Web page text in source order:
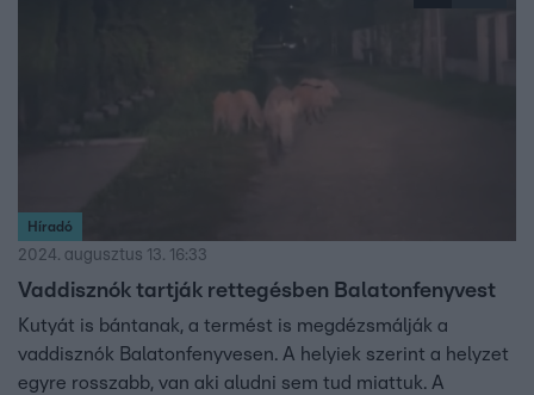
Híradó
2024. augusztus 13. 16:33
Vaddisznók tartják rettegésben Balatonfenyvest
Kutyát is bántanak, a termést is megdézsmálják a
vaddisznók Balatonfenyvesen. A helyiek szerint a helyzet
egyre rosszabb, van aki aludni sem tud miattuk. A